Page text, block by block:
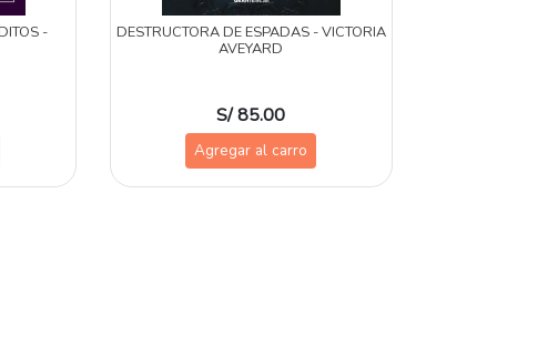
-
DESTRUCTORA DE ESPADAS - VICTORIA
AVEYARD
S/ 85.00
Agregar al carro